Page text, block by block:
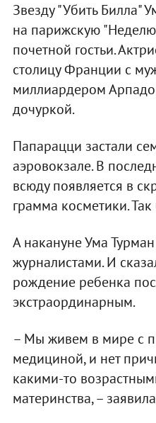
Звезду "Убить Билла"
на парижскую
почетной гостьи.
столицу Франции с
миллиардером
дочуркой.
Папарацци застали
аэровокзале. В
всюду появляется в
грамма косметики.
А накануне Ума
журналистами. И
рождение ребенка
экстраординарным.
– Мы живем в мире с
медициной, и нет
какими-то
материнства, –